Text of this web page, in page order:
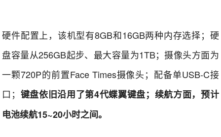
硬件配置上，该机型有8GB和16GB两种内存选择；硬
盘容量从256GB起步、最大容量为1TB；摄像头方面为
一颗720P的前置Face Times摄像头；配备单USB-C接
口； 键盘依旧沿用了第4代蝶翼键盘；续航方面，预计
电池续航15~20小时之间。